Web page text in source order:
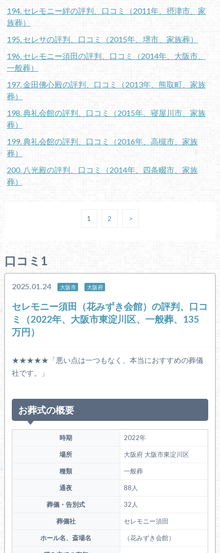
194. セレモニー絆の評判、口コミ（2011年、摂津市、家
族葬）
195. セレサの評判、口コミ（2015年、堺市、家族葬）
196. セレモニー須田の評判、口コミ（2014年、大阪市、
一般葬）
197. 金田佛心殿の評判、口コミ（2013年、熊取町、家族
葬）
198. 典礼会館の評判、口コミ（2015年、寝屋川市、家族
葬）
199. 典礼会館の評判、口コミ（2016年、高槻市、家族
葬）
200. 八光殿の評判、口コミ（2014年、四条畷市、家族
葬）
1 2 >
口コミ1
2025.01.24 大阪市 大阪府
セレモニー須田（花みずき会館）の評判、口コ
ミ（2022年、大阪市東淀川区、一般葬、135
万円）
★★★★★「悪い点は一つもなく、本当におすすめの葬儀
社です。」
お葬式の概要
時期 2022年
場所 大阪府 大阪市東淀川区
種類 一般葬
通夜 88人
葬儀・告別式 32人
葬儀社 セレモニー須田
ホール名、斎場名 （花みずき会館）